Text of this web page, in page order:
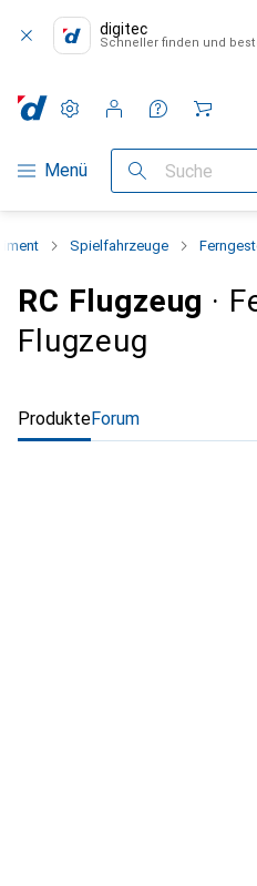
digitec
Schneller finden und
Navigation nach Kategorien
Menü Suche
Einstellungen
Kundenkonto
Vergleichslisten
Merklisten
Warenkorb
Spielfahrzeuge
RC Flugzeug ·
Flugzeug
ProdukteForum